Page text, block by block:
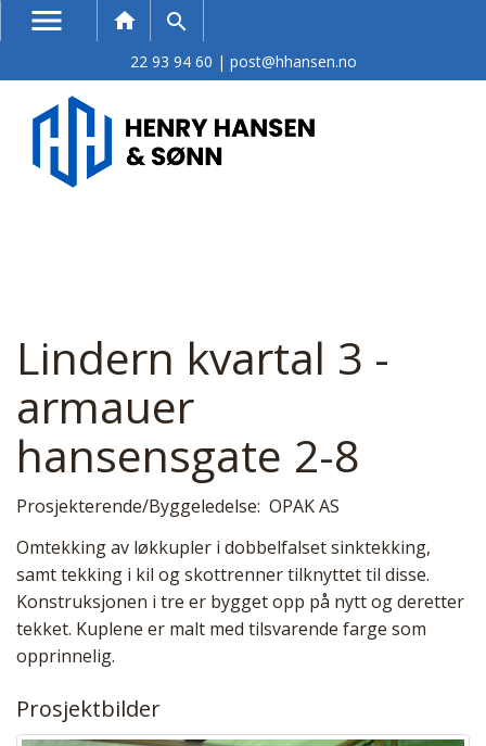
menu home search
22 93 94 60 | post@hhansen.no
Lindern kvartal 3 -
armauer
hansensgate 2-8
Prosjekterende/Byggeledelse: OPAK AS
Omtekking av løkkupler i dobbelfalset sinktekking,
samt tekking i kil og skottrenner tilknyttet til disse.
Konstruksjonen i tre er bygget opp på nytt og deretter
tekket. Kuplene er malt med tilsvarende farge som
opprinnelig.
Prosjektbilder